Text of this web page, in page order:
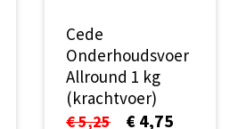
Cede
Onderhoudsvoer
Allround 1 kg
(krachtvoer)
€ 5,25 € 4,75